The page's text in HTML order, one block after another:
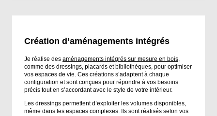
Création d’aménagements intégrés
Je réalise des aménagements intégrés sur mesure en bois
comme des dressings, placards et bibliothèques, pour optimiser
vos espaces de vie. Ces créations s’adaptent à chaque
configuration et sont conçues pour répondre à vos besoins
précis tout en s’accordant avec le style de votre intérieur.
Les dressings permettent d’exploiter les volumes disponibles,
même dans les espaces complexes. Ils sont réalisés selon vos